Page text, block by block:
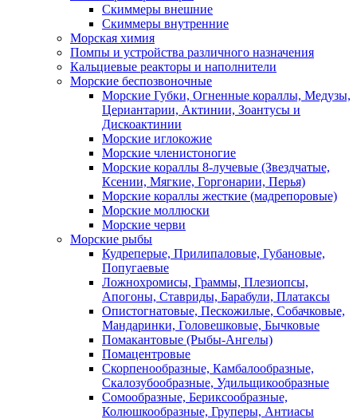
Скиммеры внешние
Скиммеры внутренние
Морская химия
Помпы и устройства различного назначения
Кальциевые реакторы и наполнители
Морские беспозвоночные
Морские Губки, Огненные кораллы, Медузы,
Цериантарии, Актинии, Зоантусы и
Дискоактинии
Морские иглокожие
Морские членистоногие
Морские кораллы 8-лучевые (Звездчатые,
Ксении, Мягкие, Горгонарии, Перья)
Морские кораллы жесткие (мадрепоровые)
Морские моллюски
Морские черви
Морские рыбы
Кудреперые, Прилипаловые, Губановые,
Попугаевые
Ложнохромисы, Граммы, Плезиопсы,
Апогоны, Ставриды, Барабули, Платаксы
Опистогнатовые, Пескожилые, Собачковые,
Мандаринки, Головешковые, Бычковые
Помакантовые (Рыбы-Ангелы)
Помацентровые
Скорпенообразные, Камбалообразные,
Скалозубообразные, Удильщикообразные
Сомообразные, Бериксообразные,
Колюшкообразные, Груперы, Антиасы